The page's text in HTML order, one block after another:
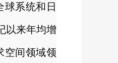
系统和日
以来年均增
空间领域领